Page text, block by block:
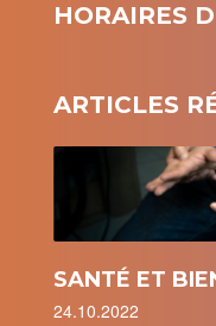
HORAIRES
ARTICLES
SANTÉ ET
24.10.2022